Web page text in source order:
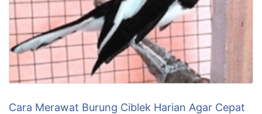
Cara Merawat Burung Ciblek Harian Agar Cepat